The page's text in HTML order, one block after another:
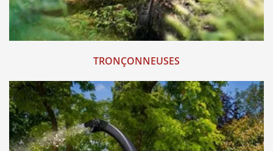
TRONÇONNEUSES